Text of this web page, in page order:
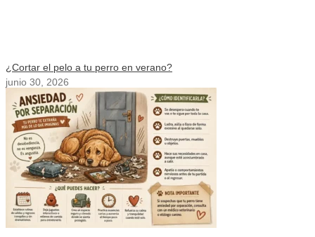
¿Cortar el pelo a tu perro en verano?
junio 30, 2026